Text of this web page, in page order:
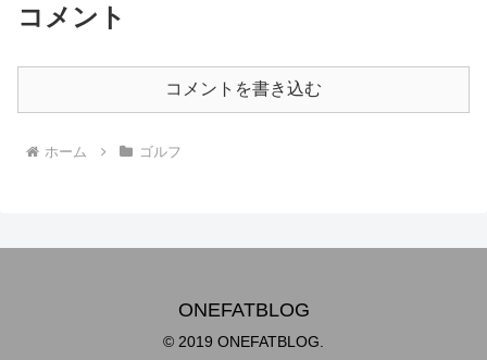
コメント
コメントを書き込む
ホーム ゴルフ
ONEFATBLOG
© 2019 ONEFATBLOG.